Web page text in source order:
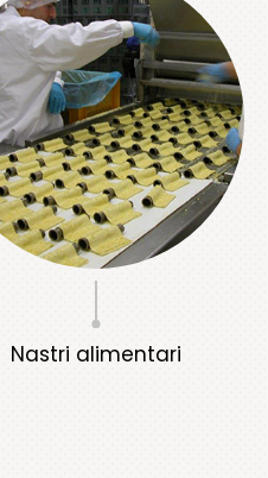
Nastri alimentari